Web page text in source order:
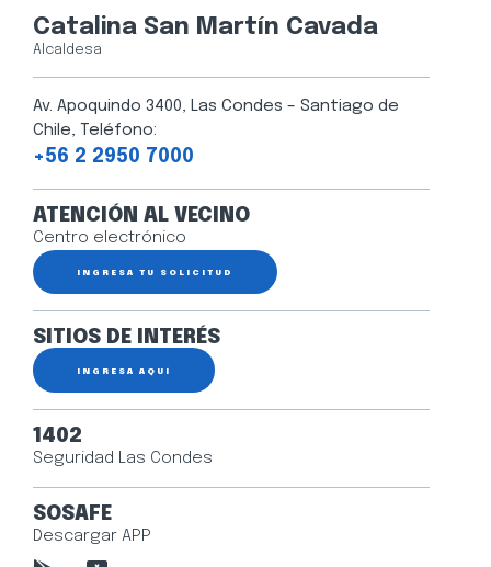
Catalina San Martín Cavada
Alcaldesa
Av. Apoquindo 3400, Las Condes – Santiago de
Chile, Teléfono:
+56 2 2950 7000
ATENCIÓN AL VECINO
Centro electrónico
INGRESA TU SOLICITUD
SITIOS DE INTERÉS
INGRESA AQUÍ
1402
Seguridad Las Condes
SOSAFE
Descargar APP